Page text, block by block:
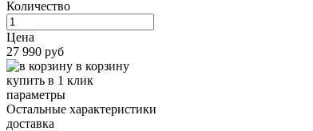
Количество
Цена
27 990 руб
в корзину
купить в 1 клик
параметры
Остальные характеристики
доставка